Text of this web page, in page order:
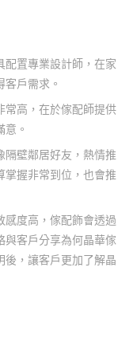
配置專業設計師，在家
戶需求。
常高，在於傢配師提供
。
隔壁鄰居好友，熱情推
掌握非常到位，也會推
感度高，傢配飾會透過
與客戶分享為何晶華傢
後，讓客戶更加了解晶